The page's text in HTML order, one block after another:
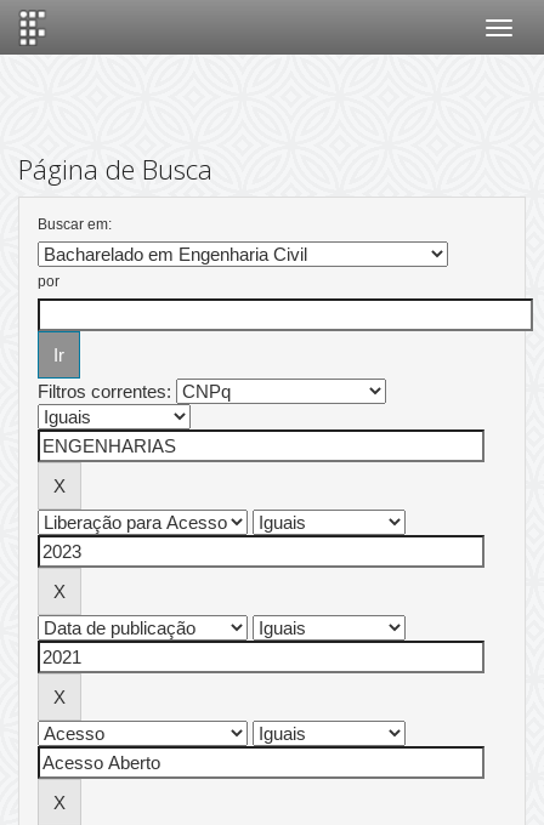
Página de Busca
Buscar em:
por
Filtros correntes: